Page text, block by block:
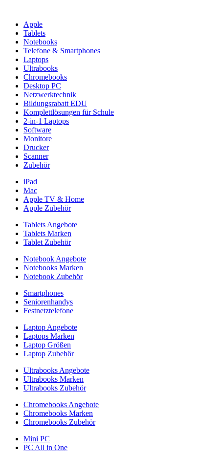
Apple
Tablets
Notebooks
Telefone & Smartphones
Laptops
Ultrabooks
Chromebooks
Desktop PC
Netzwerktechnik
Bildungsrabatt EDU
Komplettlösungen für Schule
2-in-1 Laptops
Software
Monitore
Drucker
Scanner
Zubehör
iPad
Mac
Apple TV & Home
Apple Zubehör
Tablets Angebote
Tablets Marken
Tablet Zubehör
Notebook Angebote
Notebooks Marken
Notebook Zubehör
Smartphones
Seniorenhandys
Festnetztelefone
Laptop Angebote
Laptops Marken
Laptop Größen
Laptop Zubehör
Ultrabooks Angebote
Ultrabooks Marken
Ultrabooks Zubehör
Chromebooks Angebote
Chromebooks Marken
Chromebooks Zubehör
Mini PC
PC All in One